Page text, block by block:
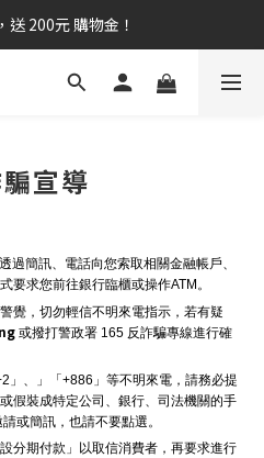
送 200元 購物金！
宣導
過簡訊、電話向您索取相關金融帳戶、
要求您前往銀行臨櫃或操作ATM。
覺，切勿輕信不明來電指示，若有疑
或撥打警政署 165 反詐騙專線進行確
」、」「+886」等不明來電，請務必提
假裝成特定公司、銀行、司法機關的手
或簡訊，也請不要點選。
分期付款」以取信消費者，再要求進行